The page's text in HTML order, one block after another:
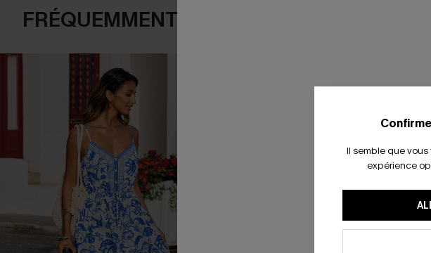
FRÉQUEMMENT ACHETÉS ENSEMBLE
Il semble que
expérience